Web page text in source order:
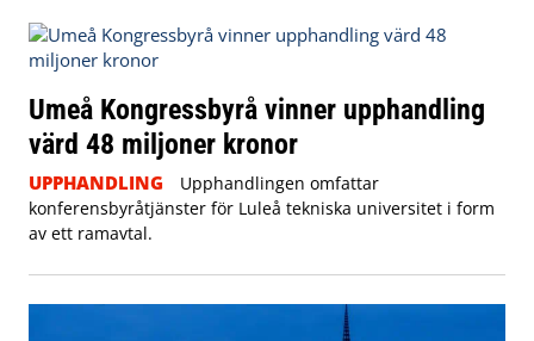
Umeå Kongressbyrå vinner upphandling
värd 48 miljoner kronor
UPPHANDLING
Upphandlingen omfattar
konferensbyråtjänster för Luleå tekniska universitet i form
av ett ramavtal.